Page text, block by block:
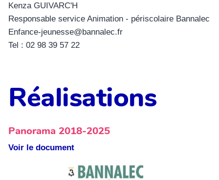
Kenza GUIVARC'H
Responsable service Animation - périscolaire Bannalec
Enfance-jeunesse@bannalec.fr
Tel : 02 98 39 57 22
Réalisations
Panorama 2018-2025
Voir le document